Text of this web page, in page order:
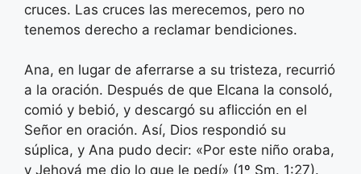
cruces. Las cruces las merecemos, pero no
tenemos derecho a reclamar bendiciones.
Ana, en lugar de aferrarse a su tristeza, recurrió
a la oración. Después de que Elcana la consoló,
comió y bebió, y descargó su aflicción en el
Señor en oración. Así, Dios respondió su
súplica, y Ana pudo decir: «Por este niño oraba,
y Jehová me dio lo que le pedí» (1º Sm. 1:27).